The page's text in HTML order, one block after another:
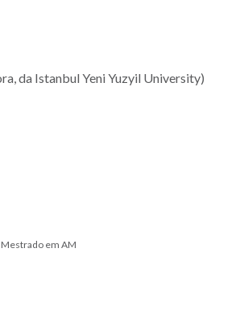
da Istanbul Yeni Yuzyil University)
em AM